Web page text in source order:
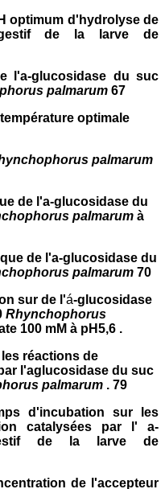
optimum d'hydrolyse de
de la larve de
l'a-glucosidase du suc
palmarum 67
optimale
palmarum
de l'a-glucosidase du
palmarum à
de l'a-glucosidase du
palmarum 70
sur de l'á-glucosidase
Rhynchophorus
100 mM à pH5,6 .
réactions de
l'aglucosidase du suc
palmarum . 79
d'incubation sur les
catalysées par l' a-
de la larve de
de l'accepteur